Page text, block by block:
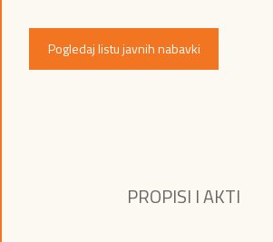
Pogledaj listu javnih nabavki
PROPISI I AKTI